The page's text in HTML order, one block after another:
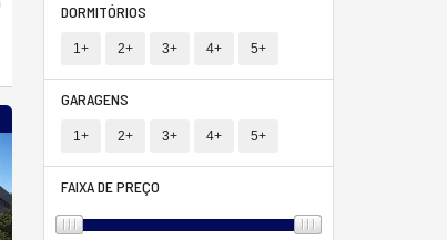
DORMITÓRIOS
1+ 2+ 3+ 4+ 5+
GARAGENS
1+ 2+ 3+ 4+ 5+
FAIXA DE PREÇO